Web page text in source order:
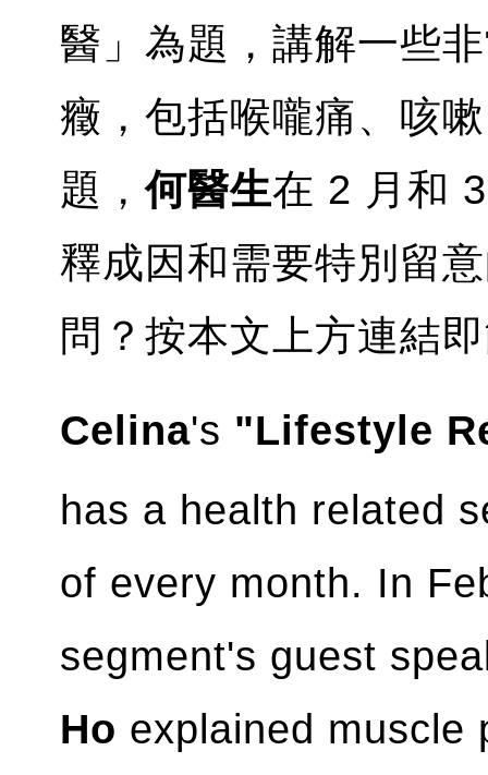
醫」為題，講解一些
癥，包括喉嚨痛、咳
題，何醫生在 2 月和
釋成因和需要特別留
問？按本文上方連結
Celina's "Lifestyle
has a health related
of every month. In
segment's guest
Ho explained muscle